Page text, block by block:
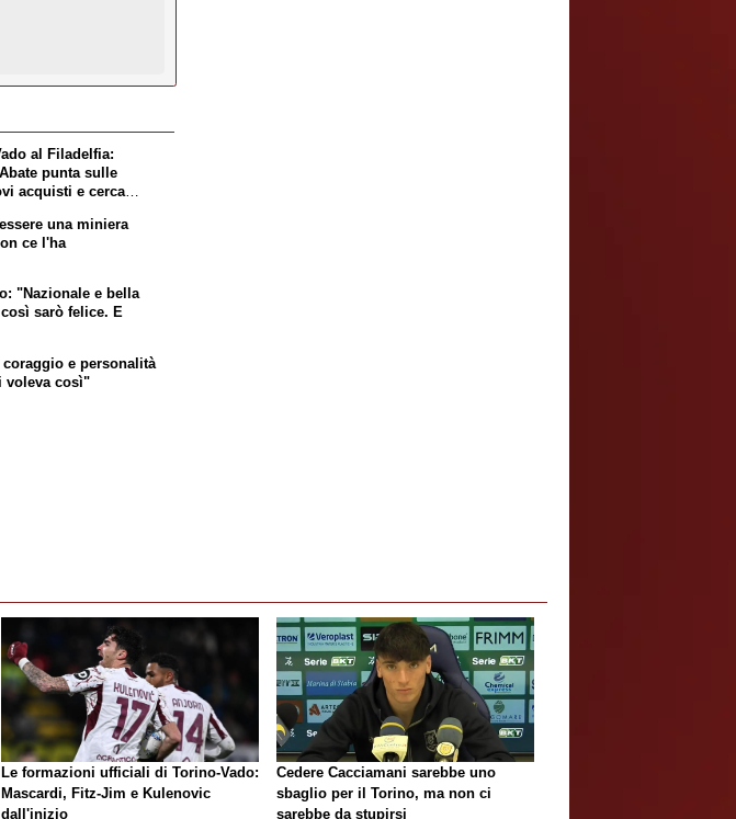
al Filadelfia:
punta sulle
acquisti e cerca
una miniera
ce l'ha
"Nazionale e bella
sarò felice. E
e personalità
voleva così"
Le formazioni ufficiali di Torino-Vado:
Mascardi, Fitz-Jim e Kulenovic
dall'inizio
Cedere Cacciamani sarebbe uno
sbaglio per il Torino, ma non ci
sarebbe da stupirsi